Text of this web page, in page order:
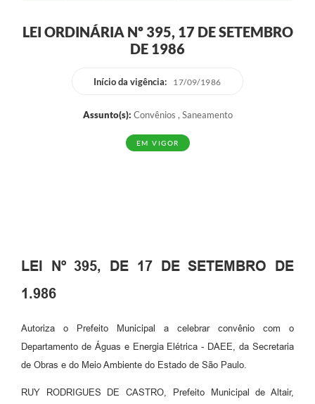
LEI ORDINÁRIA Nº 395, 17 DE SETEMBRO
DE 1986
Início da vigência: 17/09/1986
Assunto(s): Convênios , Saneamento
EM VIGOR
LEI Nº 395, DE 17 DE SETEMBRO DE
1.986
Autoriza o Prefeito Municipal a celebrar convênio com o
Departamento de Águas e Energia Elétrica - DAEE, da Secretaria
de Obras e do Meio Ambiente do Estado de São Paulo.
RUY RODRIGUES DE CASTRO, Prefeito Municipal de Altair,